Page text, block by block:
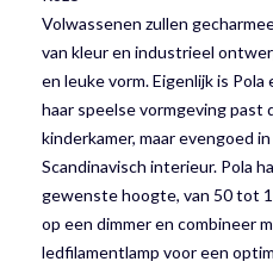
Volwassenen zullen
van kleur en industrieel
en leuke vorm. Eigenlijk is
haar speelse vormgeving past
kinderkamer, maar evengoed
Scandinavisch interieur. Pola
gewenste hoogte, van 50 tot
op een dimmer en combineer
ledfilamentlamp voor een